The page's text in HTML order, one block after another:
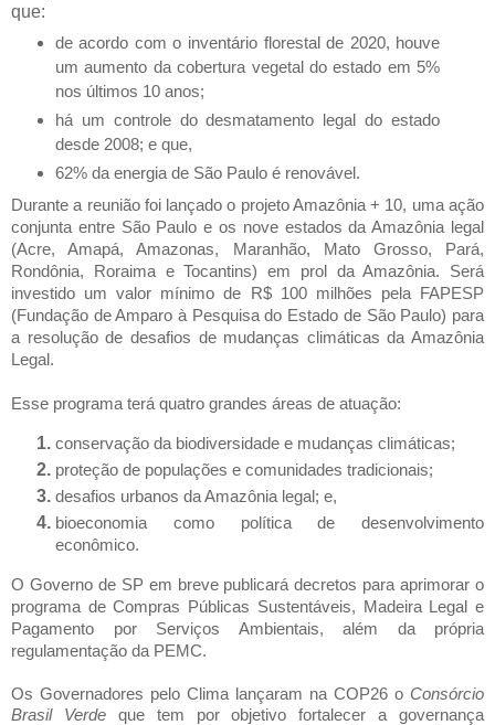
que:
de acordo com o inventário florestal de 2020, houve
um aumento da cobertura vegetal do estado em 5%
nos últimos 10 anos;
há um controle do desmatamento legal do estado
desde 2008; e que,
62% da energia de São Paulo é renovável.
Durante a reunião foi lançado o projeto Amazônia + 10, uma ação
conjunta entre São Paulo e os nove estados da Amazônia legal
(Acre, Amapá, Amazonas, Maranhão, Mato Grosso, Pará,
Rondônia, Roraima e Tocantins) em prol da Amazônia. Será
investido um valor mínimo de R$ 100 milhões pela FAPESP
(Fundação de Amparo à Pesquisa do Estado de São Paulo) para
a resolução de desafios de mudanças climáticas da Amazônia
Legal.
Esse programa terá quatro grandes áreas de atuação:
conservação da biodiversidade e mudanças climáticas;
proteção de populações e comunidades tradicionais;
desafios urbanos da Amazônia legal; e,
bioeconomia como política de desenvolvimento
econômico.
O Governo de SP em breve publicará decretos para aprimorar o
programa de Compras Públicas Sustentáveis, Madeira Legal e
Pagamento por Serviços Ambientais, além da própria
regulamentação da PEMC.
Os Governadores pelo Clima lançaram na COP26 o Consórcio
Brasil Verdeque tem por objetivo fortalecer a governança